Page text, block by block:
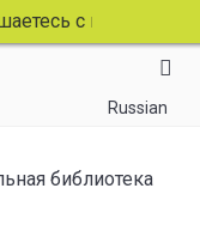
с
Russian
библиотека